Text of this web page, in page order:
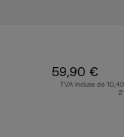
59,90 €
TVA incluse de